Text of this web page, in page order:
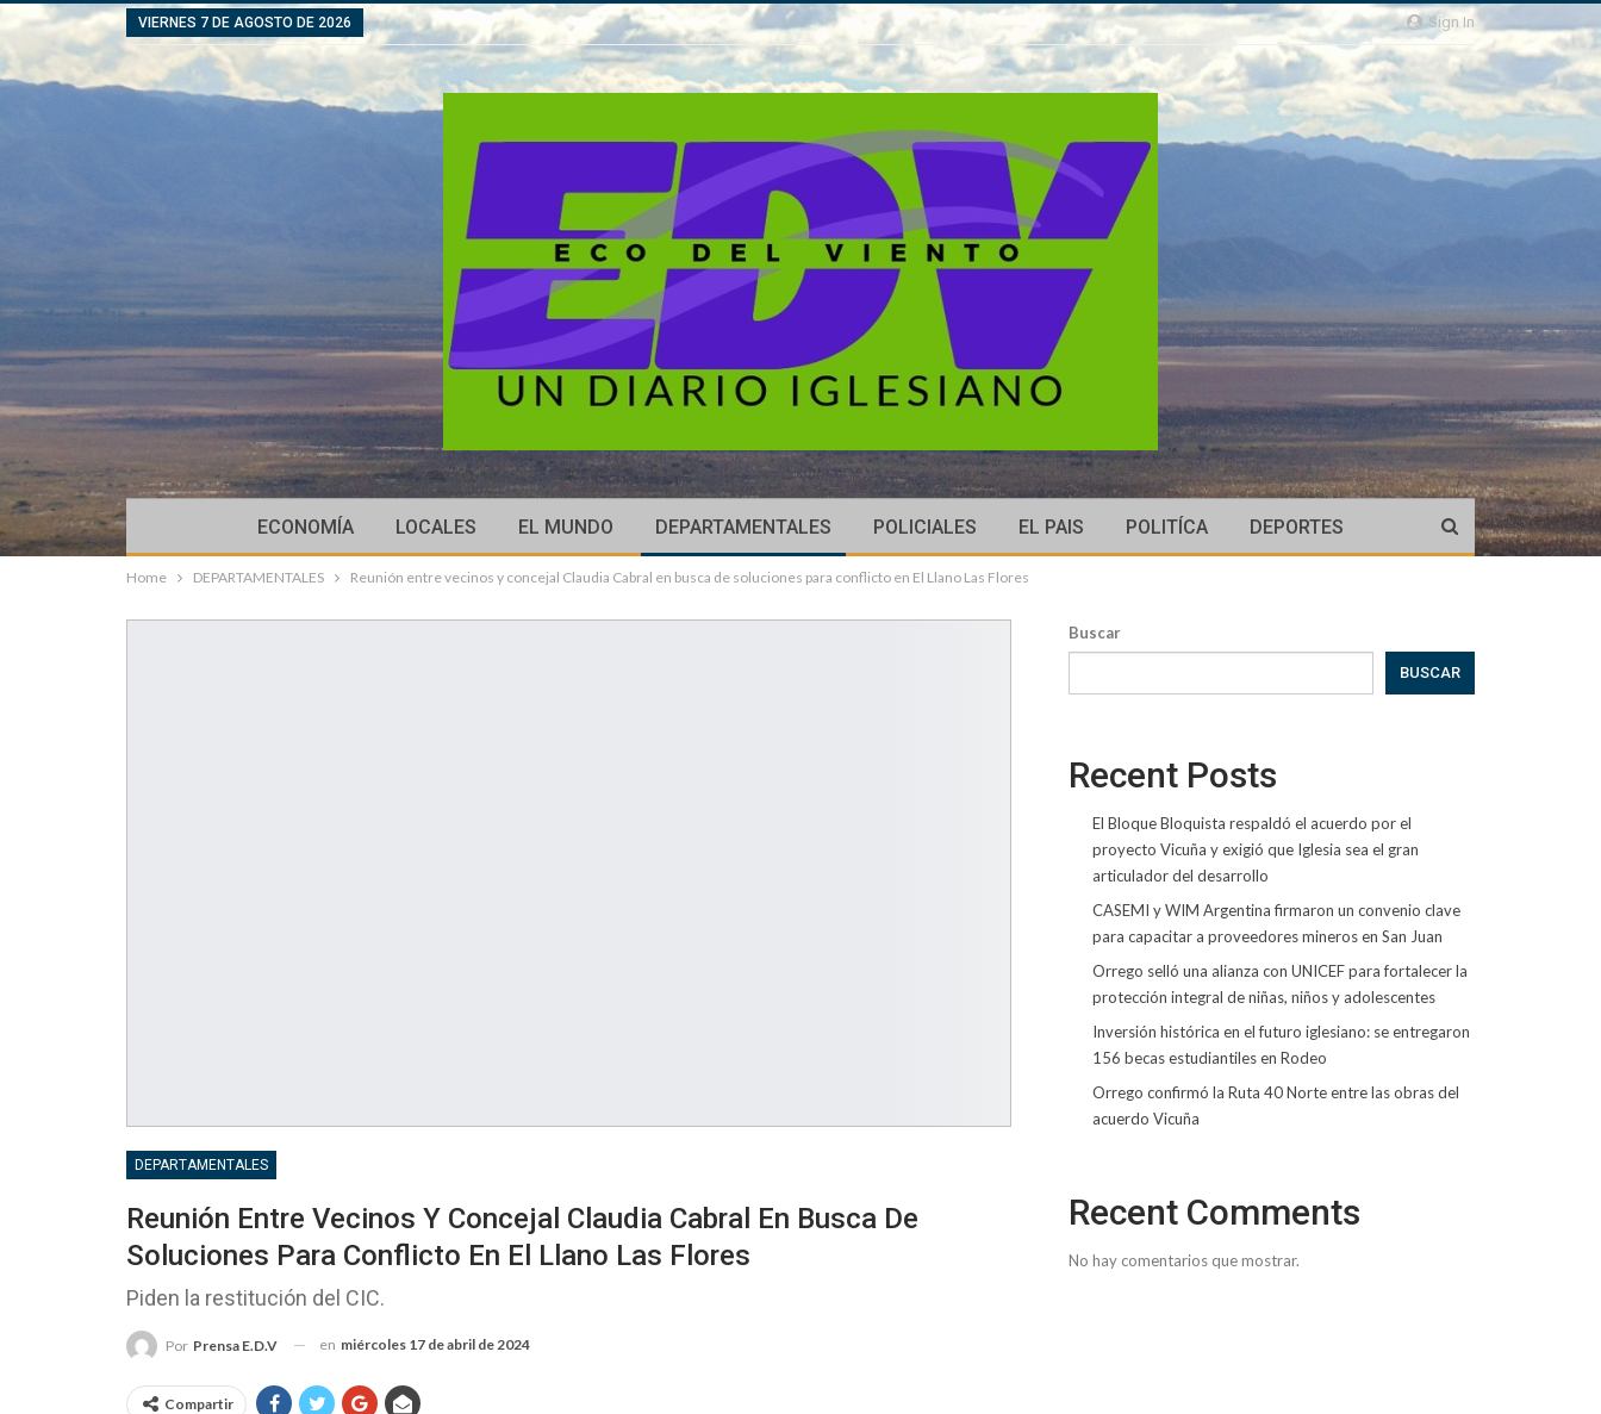
Sign In
VIERNES 7 DE AGOSTO DE 2026
ECONOMÍA LOCALES EL MUNDO DEPARTAMENTALES POLICIALES EL PAIS POLITÍCA DEPORTES
Home DEPARTAMENTALES Reunión entre vecinos y concejal Claudia Cabral en busca de soluciones para conflicto en El Llano Las Flores
DEPARTAMENTALES
Reunión Entre Vecinos Y Concejal Claudia Cabral En Busca De
Soluciones Para Conflicto En El Llano Las Flores
Piden la restitución del CIC.
Por Prensa E.D.V en miércoles 17 de abril de 2024
Compartir
Buscar
BUSCAR
Recent Posts
El Bloque Bloquista respaldó el acuerdo por el
proyecto Vicuña y exigió que Iglesia sea el gran
articulador del desarrollo
CASEMI y WIM Argentina firmaron un convenio clave
para capacitar a proveedores mineros en San Juan
Orrego selló una alianza con UNICEF para fortalecer la
protección integral de niñas, niños y adolescentes
Inversión histórica en el futuro iglesiano: se entregaron
156 becas estudiantiles en Rodeo
Orrego confirmó la Ruta 40 Norte entre las obras del
acuerdo Vicuña
Recent Comments
No hay comentarios que mostrar.